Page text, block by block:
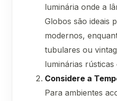
luminária onde a
Globos são ideais
modernos,
tubulares ou
luminárias rústicas
Considere a
Para ambientes